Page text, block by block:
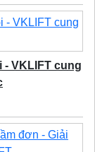
- VKLIFT cung